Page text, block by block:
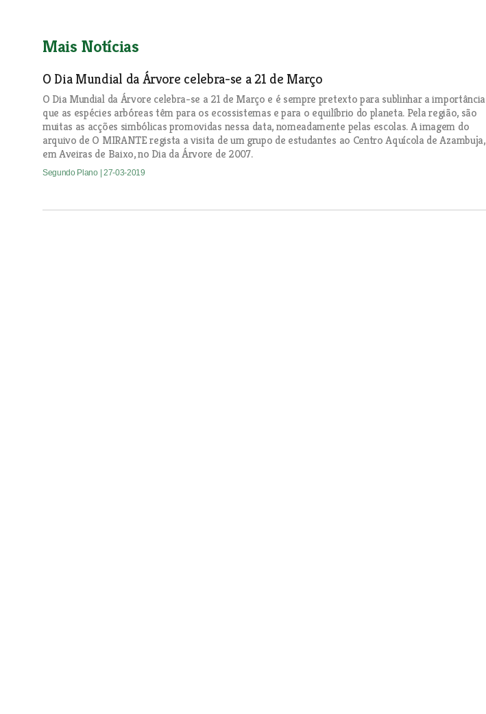
Mais Notícias
O Dia Mundial da Árvore celebra-se a 21 de Março
O Dia Mundial da Árvore celebra-se a 21 de Março e é sempre pretexto para sublinhar a importância
que as espécies arbóreas têm para os ecossistemas e para o equilíbrio do planeta. Pela região, são
muitas as acções simbólicas promovidas nessa data, nomeadamente pelas escolas. A imagem do
arquivo de O MIRANTE regista a visita de um grupo de estudantes ao Centro Aquícola de Azambuja,
em Aveiras de Baixo, no Dia da Árvore de 2007.
Segundo Plano | 27-03-2019